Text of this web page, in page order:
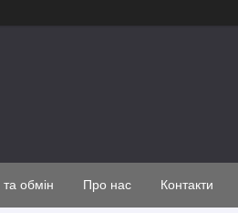
обмін Про нас Контакти